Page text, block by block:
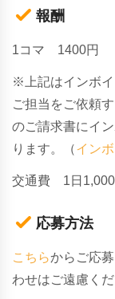
報酬
1コマ 1400円
※上記はインボ
ご担当をご依頼
のご請求書にイ
ります。（イン
交通費 1日
応募方法
こちらからご
わせはご遠慮くだ